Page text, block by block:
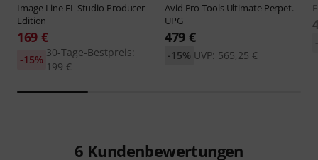
Image-Line FL Studio Producer
Edition
169 €
30-Tage-Bestpreis:
199 €
-15%
Avid Pro Tools Ultimate Perpet.
UPG
479 €
UVP: 565,25 €
-15%
6 Kundenbewertungen